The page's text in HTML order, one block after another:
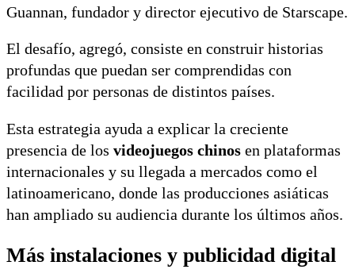
Guannan, fundador y director ejecutivo de Starscape.
El desafío, agregó, consiste en construir historias
profundas que puedan ser comprendidas con
facilidad por personas de distintos países.
Esta estrategia ayuda a explicar la creciente
presencia de los videojuegos chinos en plataformas
internacionales y su llegada a mercados como el
latinoamericano, donde las producciones asiáticas
han ampliado su audiencia durante los últimos años.
Más instalaciones y publicidad digital